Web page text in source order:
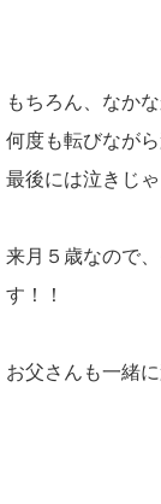
もちろん、なか
何度も転びなが
最後には泣きじ
来月５歳なので
す！！
お父さんも一緒に